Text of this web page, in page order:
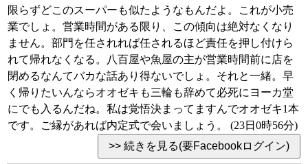
限らずどこのスーパーも似たようなもんだよ。これが小売
業でしょ。営業時間がある限り、この傾向は絶対なくなり
ません。部門を任されれば任されるほど責任を押し付けら
れて帰れなくなる。八百屋や魚屋の主が営業時間前に店を
閉めるなんてバカな話あり得ないでしょ。それと一緒。早
く帰りたいんならオオゼキも三輪も辞めて必死にヨーカ堂
にでも入るんだね。私は覚悟決まってますんでオオゼキ1本
です。ご縁があれば内定式で会いましょう。 (23日0時56分)